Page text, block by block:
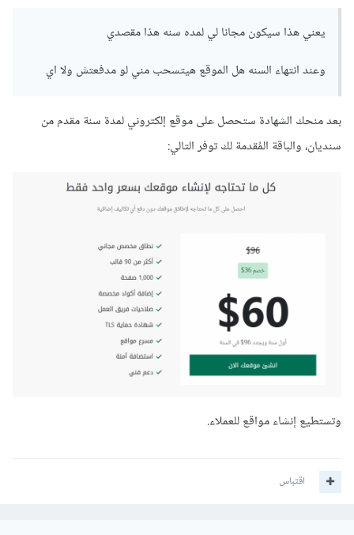
يعني هذا سيكون مجانا لي لمده سنه هذا مقصدي
وعند انتهاء السنه هل الموقع هيتسحب مني لو مدفعتش ولا اي
بعد منحك الشهادة ستحصل على موقع إلكتروني لمدة سنة مقدم من
سنديان، والباقة المُقدمة لك توفر التالي:
وتستطيع إنشاء مواقع للعملاء.
اقتباس